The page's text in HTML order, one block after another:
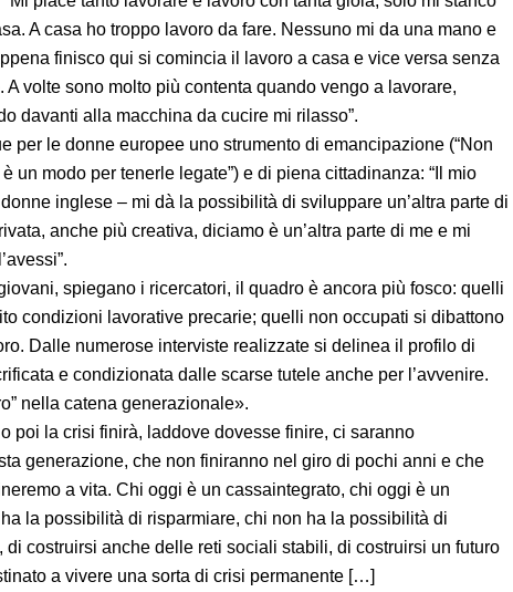
A casa ho troppo lavoro da fare. Nessuno mi da una mano e
finisco qui si comincia il lavoro a casa e vice versa senza
A volte sono molto più contenta quando vengo a lavorare,
davanti alla macchina da cucire mi rilasso”.
per le donne europee uno strumento di emancipazione (“Non
un modo per tenerle legate”) e di piena cittadinanza: “Il mio
inglese – mi dà la possibilità di sviluppare un’altra parte di
anche più creativa, diciamo è un’altra parte di me e mi
spiegano i ricercatori, il quadro è ancora più fosco: quelli
condizioni lavorative precarie; quelli non occupati si dibattono
Dalle numerose interviste realizzate si delinea il profilo di
e condizionata dalle scarse tutele anche per l’avvenire.
nella catena generazionale».
poi la crisi finirà, laddove dovesse finire, ci saranno
generazione, che non finiranno nel giro di pochi anni e che
a vita. Chi oggi è un cassaintegrato, chi oggi è un
la possibilità di risparmiare, chi non ha la possibilità di
di costruirsi anche delle reti sociali stabili, di costruirsi un futuro
a vivere una sorta di crisi permanente […]